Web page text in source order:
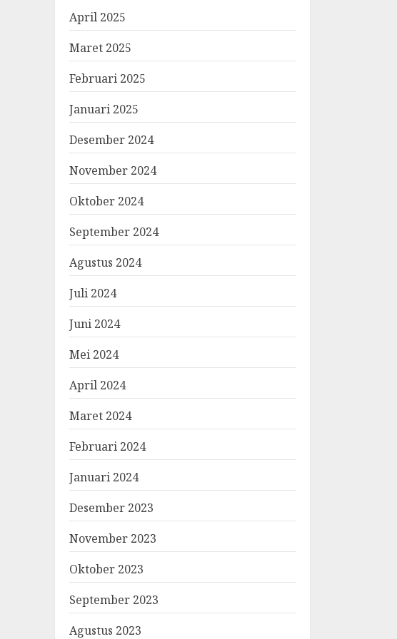
April 2025
Maret 2025
Februari 2025
Januari 2025
Desember 2024
November 2024
Oktober 2024
September 2024
Agustus 2024
Juli 2024
Juni 2024
Mei 2024
April 2024
Maret 2024
Februari 2024
Januari 2024
Desember 2023
November 2023
Oktober 2023
September 2023
Agustus 2023